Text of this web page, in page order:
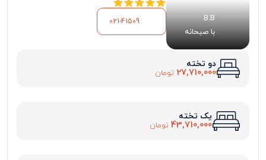
B.B
با صبحانه
021-41509
دو تخته
27,710,000 تومان
یک تخته
43,710,000 تومان